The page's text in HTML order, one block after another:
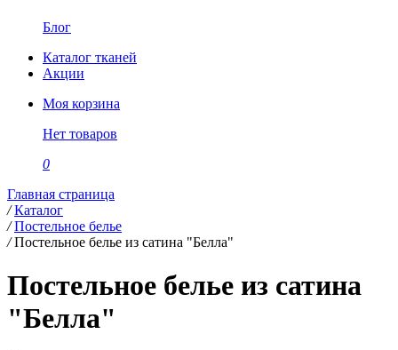
Блог
Каталог тканей
Акции
Моя корзина
Нет товаров
0
Главная страница
/ Каталог
/ Постельное белье
/ Постельное белье из сатина "Белла"
Постельное белье из сатина
"Белла"